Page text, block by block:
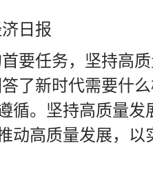
日报
要任务，坚持高
了新时代需要什
循。坚持高质量
动高质量发展，